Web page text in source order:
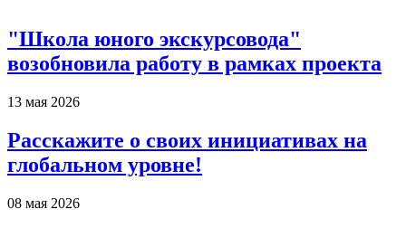
"Школа юного экскурсовода"
возобновила работу в рамках проекта
13 мая 2026
Расскажите о своих инициативах на
глобальном уровне!
08 мая 2026